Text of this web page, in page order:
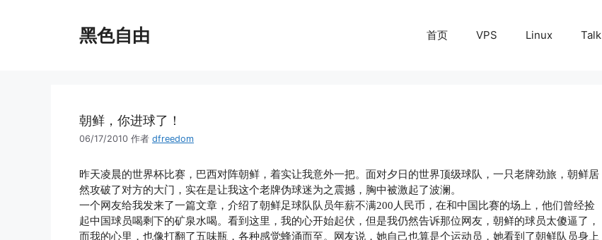
黑色自由 首页 VPS Linux Talk
朝鲜，你进球了！
06/17/2010 作者 dfreedom
昨天凌晨的世界杯比赛，巴西对阵朝鲜，着实让我意外一把。面对夕日的世界顶级球队，一只老牌劲旅，朝鲜居
然攻破了对方的大门，实在是让我这个老牌伪球迷为之震撼，胸中被激起了波澜。
一个网友给我发来了一篇文章，介绍了朝鲜足球队队员年薪不满200人民币，在和中国比赛的场上，他们曾经捡
起中国球员喝剩下的矿泉水喝。看到这里，我的心开始起伏，但是我仍然告诉那位网友，朝鲜的球员太傻逼了，
而我的心里，也像打翻了五味瓶，各种感觉蜂涌而至。网友说，她自己也算是个运动员，她看到了朝鲜队员身上